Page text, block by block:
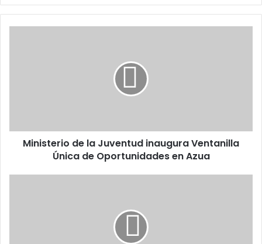
Oportunidades
Ministerio de la Juventud inaugura Ventanilla
Única de Oportunidades en Azua